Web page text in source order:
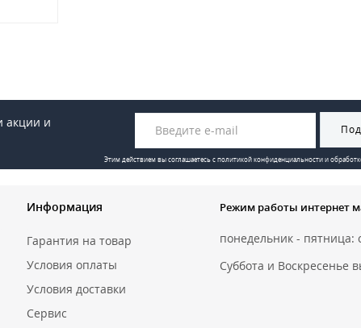
акции и
Этим действием вы соглашаетесь сполитикой конфиденциальности и
Информация
Гарантия на товар
Условия оплаты
Условия доставки
Сервис
Режим работы интернет
понедельник - пятница:
Суббота и Воскресенье